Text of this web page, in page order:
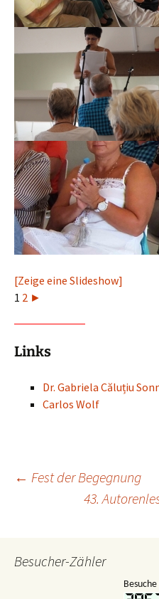
[Zeige eine Slideshow]
1 2 ►
Links
Dr. Gabriela Căluțiu
Carlos Wolf
← Fest der Begegnung
43.
Besucher-Zähler